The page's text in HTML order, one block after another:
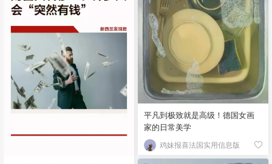
平凡到极致就是高级！德国女画
家的日常美学
鸡妹报喜法国实用信息版